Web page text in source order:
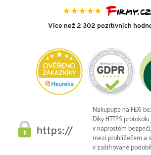
Více než 2 302 pozitivních
Nakupujte na FEXI
Díky HTTPS
v naprostém
mezi prohlížečem a
v zašifrované